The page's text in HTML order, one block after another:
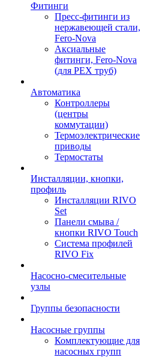
Фитинги
Пресс-фитинги из
нержавеющей стали,
Fero-Nova
Аксиальные
фитинги, Fero-Nova
(для PEX труб)
Автоматика
Контроллеры
(центры
коммутации)
Термоэлектрические
приводы
Термостаты
Инсталляции, кнопки,
профиль
Инсталляции RIVO
Set
Панели смыва /
кнопки RIVO Touch
Система профилей
RIVO Fix
Насосно-смесительные
узлы
Группы безопасности
Насосные группы
Комплектующие для
насосных групп